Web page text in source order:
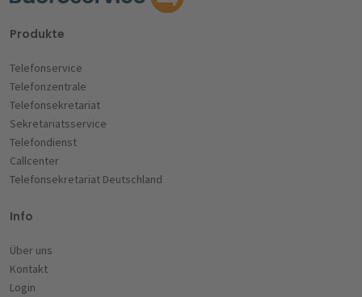
Produkte
Telefonservice
Telefonzentrale
Telefonsekretariat
Sekretariatsservice
Telefondienst
Callcenter
Telefonsekretariat Deutschland
Info
Über uns
Kontakt
Login